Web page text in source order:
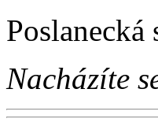
Nacházíte